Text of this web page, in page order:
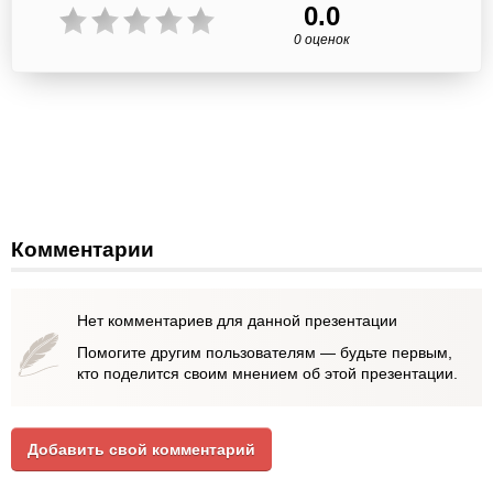
0.0
0 оценок
Комментарии
Нет комментариев для данной презентации
Помогите другим пользователям — будьте первым,
кто поделится своим мнением об этой презентации.
Добавить свой комментарий